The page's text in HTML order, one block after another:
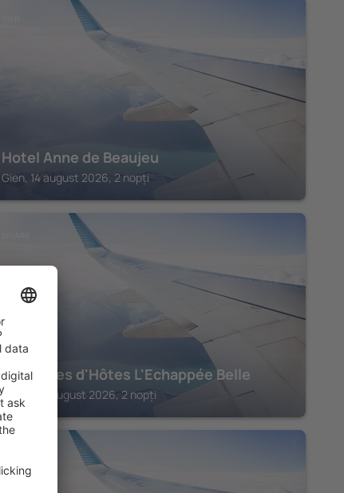
Hotel Anne de Beaujeu
Gien, 14 august 2026, 2 nopți
Chambres d'Hôtes L'Echappée Belle
Briare, 14 august 2026, 2 nopți